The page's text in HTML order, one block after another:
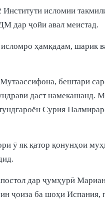
исломии
дар ҷойи авал меистад.
ҳамқадам, шарик
бештари
даст намекашанд.
Сурия
ӯ як қатор қонунҳои
дар ҷумҳурӣ
ҷоиза ба шоҳи